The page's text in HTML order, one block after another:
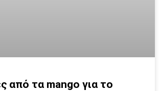
από τα mango για το